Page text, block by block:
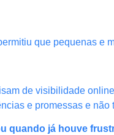
que pequenas e
de visibilidade
e promessas e não
quando já houve